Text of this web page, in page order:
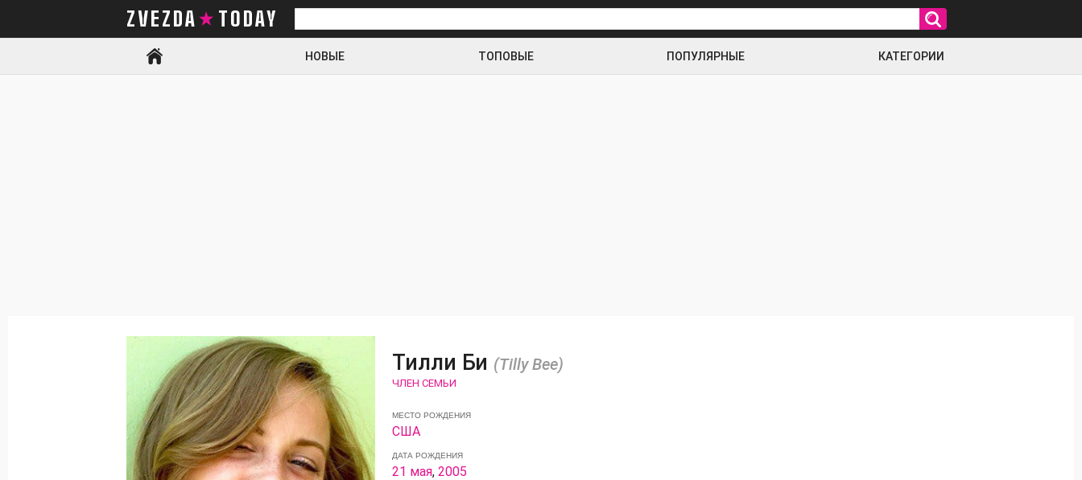
ZVEZDA TODAY
Искать
НОВЫЕ ТОПОВЫЕ ПОПУЛЯРНЫЕ КАТЕГОРИИ
Тилли Би (Tilly Bee)
ЧЛЕН СЕМЬИ
МЕСТО РОЖДЕНИЯ
США
ДАТА РОЖДЕНИЯ
21 мая, 2005